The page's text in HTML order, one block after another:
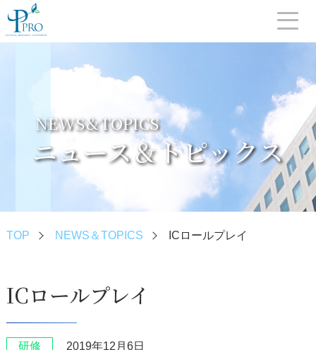
NEWS＆TOPICS
ニュース＆トピックス
TOP NEWS＆TOPICS ICロールプレイ
ICロールプレイ
研修 2019年12月6日